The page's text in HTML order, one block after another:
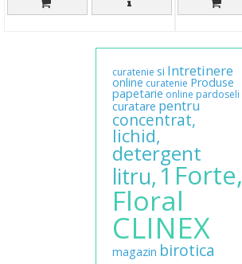
curatenie si Intretinere
online curatenie Produse
papetarie online pardoseli
curatare pentru
concentrat,
lichid,
detergent
litru, 1 Forte,
Floral
CLINEX
magazin birotica